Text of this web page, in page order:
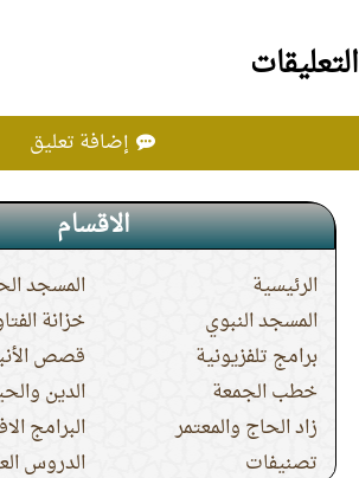
التعليقات
إضافة تعليق
الاقسام
الرئيسية
المسجد
المسجد النبوي
خزانة
برامج تلفزيونية
قصص
خطب الجمعة
الدين
زاد الحاج والمعتمر
البرامج
تصنيفات
الدروس